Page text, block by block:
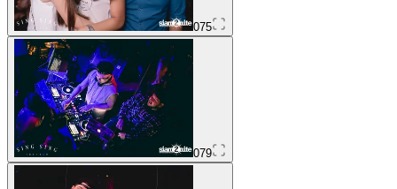
075
079